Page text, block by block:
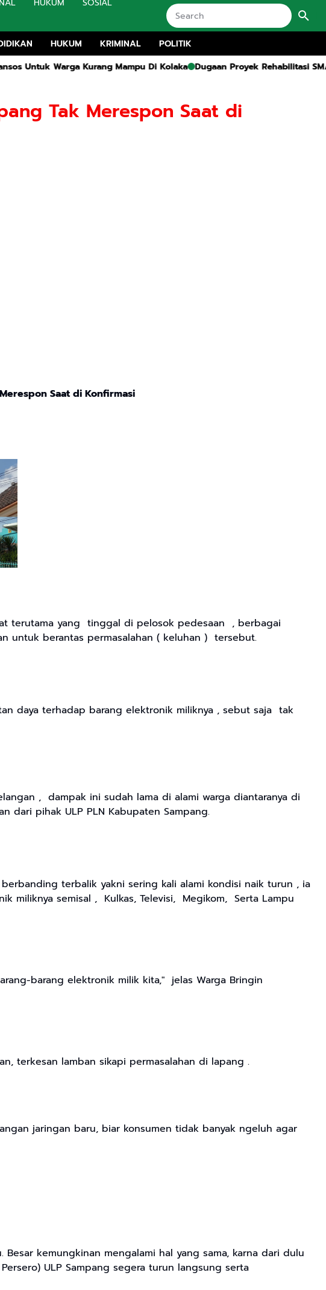
HUKUM KRIMINAL
POLITIK
Warga Kurang Mampu Di Kolaka
Dugaan Proyek Rehabilitasi SMA 1
Tak Merespon Saat di
Saat di Konfirmasi
terutama yang tinggal di pelosok pedesaan , berbagai
untuk berantas permasalahan ( keluhan ) tersebut.
daya terhadap barang elektronik miliknya , sebut saja tak
, dampak ini sudah lama di alami warga diantaranya di
dari pihak ULP PLN Kabupaten Sampang.
terbalik yakni sering kali alami kondisi naik turun , ia
miliknya semisal , Kulkas, Televisi, Megikom, Serta Lampu
barang elektronik milik kita," jelas Warga Bringin
terkesan lamban sikapi permasalahan di lapang .
jaringan baru, biar konsumen tidak banyak ngeluh agar
kemungkinan mengalami hal yang sama, karna dari dulu
ULP Sampang segera turun langsung serta